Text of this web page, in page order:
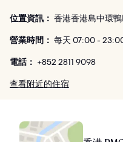
位置資訊： 香港香港島中環
營業時間： 每天 07:00 -
電話： +852 2811 9098
查看附近的住宿